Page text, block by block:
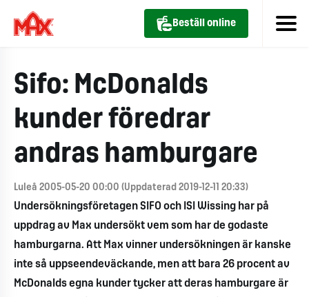
Beställ online
Sifo: McDonalds
kunder föredrar
andras hamburgare
Luleå 2005-05-20 00:00 (Uppdaterad 2019-12-11 20:33)
Undersökningsföretagen SIFO och ISI Wissing har på
uppdrag av Max undersökt vem som har de godaste
hamburgarna. Att Max vinner undersökningen är kanske
inte så uppseendeväckande, men att bara 26 procent av
McDonalds egna kunder tycker att deras hamburgare är